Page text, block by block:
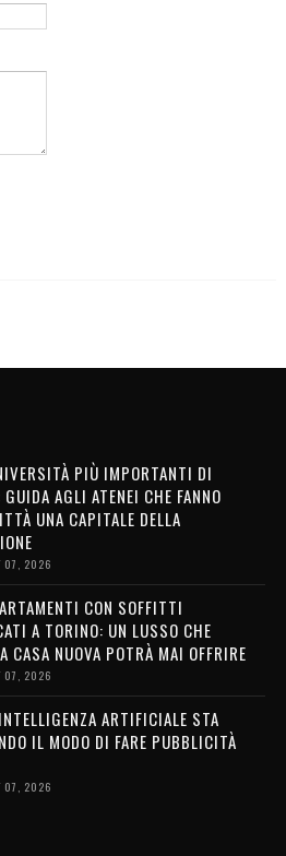
PIÙ IMPORTANTI DI
AGLI ATENEI CHE FANNO
UNA CAPITALE DELLA
07, 2026
CON SOFFITTI
A TORINO: UN LUSSO CHE
CASA NUOVA POTRÀ MAI OFFRIRE
07, 2026
ARTIFICIALE STA
IL MODO DI FARE PUBBLICITÀ
07, 2026